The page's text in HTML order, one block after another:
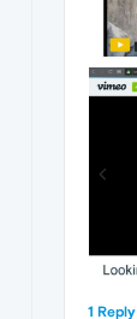
1 Reply